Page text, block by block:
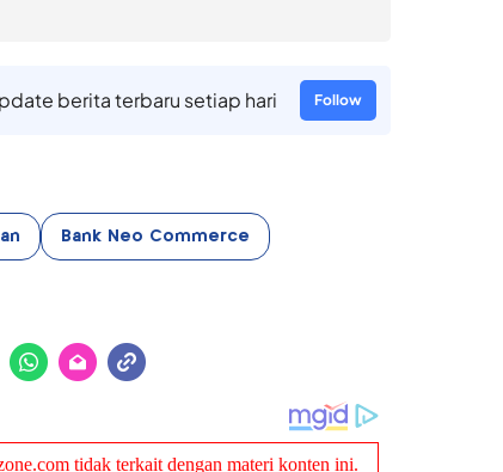
berita terbaru setiap hari Follow
Bank Neo Commerce